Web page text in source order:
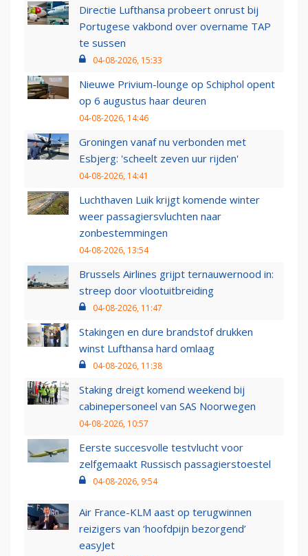
Directie Lufthansa probeert onrust bij
Portugese vakbond over overname TAP
te sussen
04-08-2026, 15:33
Nieuwe Privium-lounge op Schiphol opent
op 6 augustus haar deuren
04-08-2026, 14:46
Groningen vanaf nu verbonden met
Esbjerg: 'scheelt zeven uur rijden'
04-08-2026, 14:41
Luchthaven Luik krijgt komende winter
weer passagiersvluchten naar
zonbestemmingen
04-08-2026, 13:54
Brussels Airlines grijpt ternauwernood in:
streep door vlootuitbreiding
04-08-2026, 11:47
Stakingen en dure brandstof drukken
winst Lufthansa hard omlaag
04-08-2026, 11:38
Staking dreigt komend weekend bij
cabinepersoneel van SAS Noorwegen
04-08-2026, 10:57
Eerste succesvolle testvlucht voor
zelfgemaakt Russisch passagierstoestel
04-08-2026, 9:54
Air France-KLM aast op terugwinnen
reizigers van ‘hoofdpijn bezorgend’
easyJet